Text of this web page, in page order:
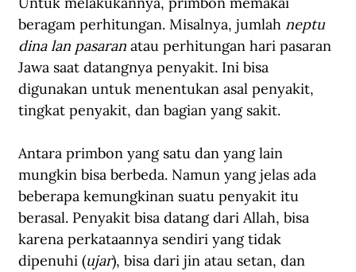
beragam perhitungan. Misalnya, jumlah neptu
dina lan pasaran atau perhitungan hari pasaran
Jawa saat datangnya penyakit. Ini bisa
digunakan untuk menentukan asal penyakit,
tingkat penyakit, dan bagian yang sakit.
Antara primbon yang satu dan yang lain
mungkin bisa berbeda. Namun yang jelas ada
beberapa kemungkinan suatu penyakit itu
berasal. Penyakit bisa datang dari Allah, bisa
karena perkataannya sendiri yang tidak
dipenuhi (ujar), bisa dari jin atau setan, dan